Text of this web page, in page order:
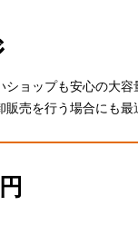
ショップも安心の大容
販売を行う場合にも最
円